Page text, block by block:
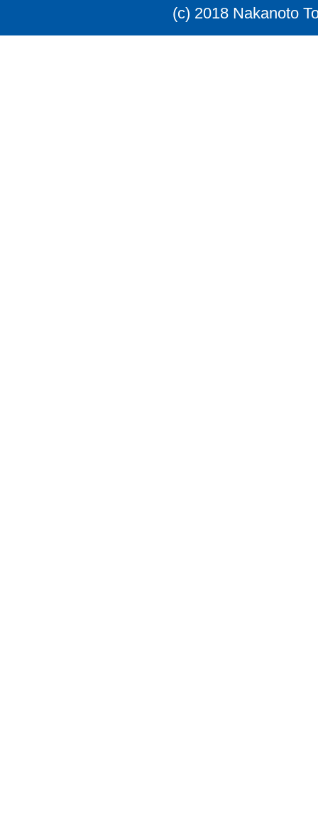
(c) 2018 Nakanoto